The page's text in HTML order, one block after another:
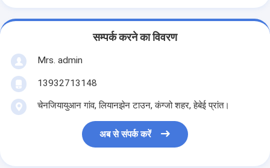
सम्पर्क करने का विवरण
Mrs. admin
13932713148
चेनजियायुआन गांव, लियानझेन टाउन, कंग्जो शहर, हेबेई प्रांत।
अब से संपर्क करें